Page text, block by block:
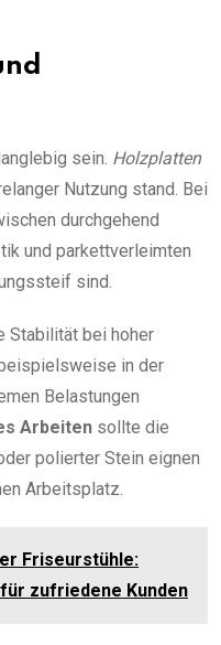
sein. Holzplatten
Nutzung stand. Bei
durchgehend
und parkettverleimten
sind.
Stabilität bei hoher
in der
Belastungen
Arbeiten sollte die
polierter Stein eignen
Arbeitsplatz.
Friseurstühle:
zufriedene Kunden